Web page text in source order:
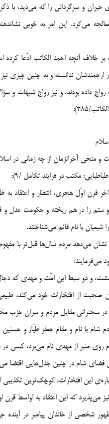
و سرگردانی را که می‌دید، با ذکر
می‌کرد. این امر به خوبی
خلاف آنچه احمد الکاتب ادّعا
ارجمندشان ندانسته‌ و به چنین چیزی
رواج داده بودند، و نیز رواج
385):
و منجی آخرالزمان از چه زمانی در
مکتب در فرایند تکامل /9):
قرن اوّل هجری، انتظار و اعتقاد
ستم را در هم ریخته و حکومت عدل و
با نام قائم می‌شناختند.
می‌دهد مردم سال‌ها قبل‌تر با
می‌فرمایند:
و دو سبط این امّت و مهدی که
از افتخارات خود می‌کند،
در سخنرانی مقابل مردم و سران حزب
شام با نام و مقام جعفر طیّار و
منبر از مهدی نام می‌برد، کسی در
40) هم‌چنین فضای شام در چنین
این افتخارات، کوچک‌ترین
می‌پذیرد که این اعتقاد به اواسط قرن
شخصی از خاندان پیامبر در